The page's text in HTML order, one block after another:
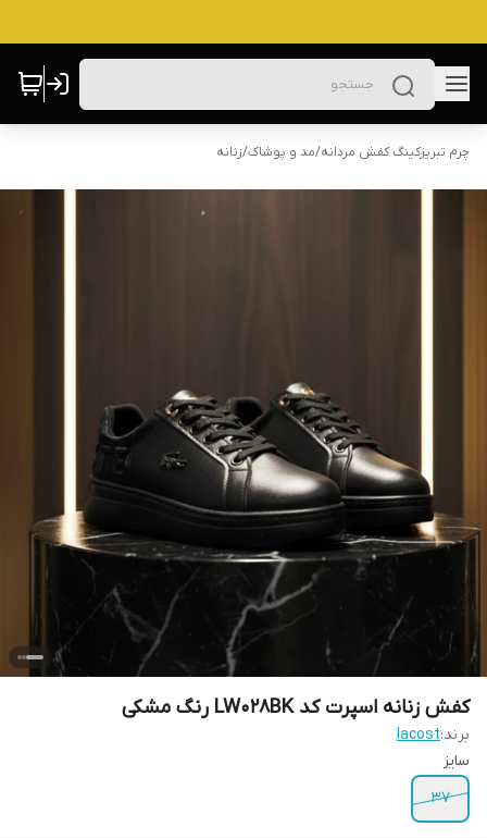
چرم تبریزکینگ کفش مردانه/مد و پوشاک/زنانه
کفش زنانه اسپرت کد LW028BK رنگ مشکی
برند:lacost
سایز
37